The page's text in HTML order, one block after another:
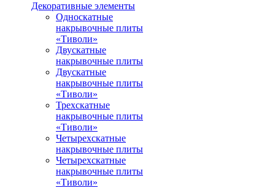
Декоративные элементы
Односкатные
накрывочные плиты
«Тиволи»
Двускатные
накрывочные плиты
Двускатные
накрывочные плиты
«Тиволи»
Трехскатные
накрывочные плиты
«Тиволи»
Четырехскатные
накрывочные плиты
Четырехскатные
накрывочные плиты
«Тиволи»